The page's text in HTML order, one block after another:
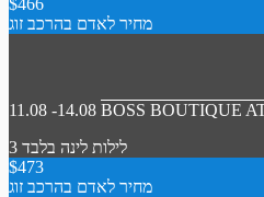
$466
מחיר לאדם בהרכב זוג
11.08 -14.08 BOSS BOUTIQUE
3 לילות לינה בלבד
$473
מחיר לאדם בהרכב זוג